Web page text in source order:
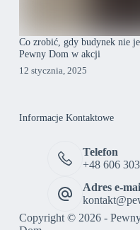
Co zrobić, gdy budynek nie
Pewny Dom w akcji
12 stycznia, 2025
Informacje Kontaktowe
Telefon
+48 606
Adres e-
Copyright © 2026 -